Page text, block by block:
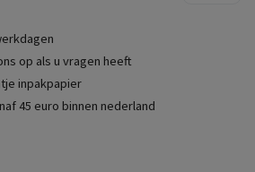
op als u vragen heeft
inpakpapier
45 euro binnen nederland